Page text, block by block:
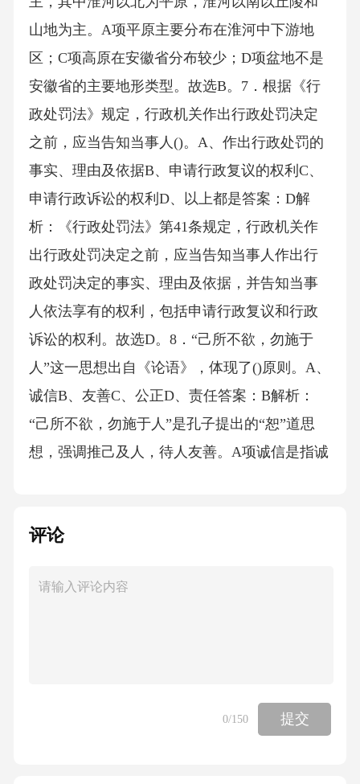
山地为主。A项平原主要分布在淮河中下游地
区；C项高原在安徽省分布较少；D项盆地不是
安徽省的主要地形类型。故选B。7．根据《行
政处罚法》规定，行政机关作出行政处罚决定
之前，应当告知当事人()。A、作出行政处罚的
事实、理由及依据B、申请行政复议的权利C、
申请行政诉讼的权利D、以上都是答案：D解
析：《行政处罚法》第41条规定，行政机关作
出行政处罚决定之前，应当告知当事人作出行
政处罚决定的事实、理由及依据，并告知当事
人依法享有的权利，包括申请行政复议和行政
诉讼的权利。故选D。8．“己所不欲，勿施于
人”这一思想出自《论语》，体现了()原则。A、
诚信B、友善C、公正D、责任答案：B解析：
“己所不欲，勿施于人”是孔子提出的“恕”道思
想，强调推己及人，待人友善。A项诚信是指诚
发生中和反应生成盐和水，这一过程的实质是
分子转移答案：A解析：酸碱中和反应的实质是
D项分子转移在酸碱中和反应中不涉及。故选
A。10．甲公司与乙公司签订了一份合同，约定
评论
0/150 提交